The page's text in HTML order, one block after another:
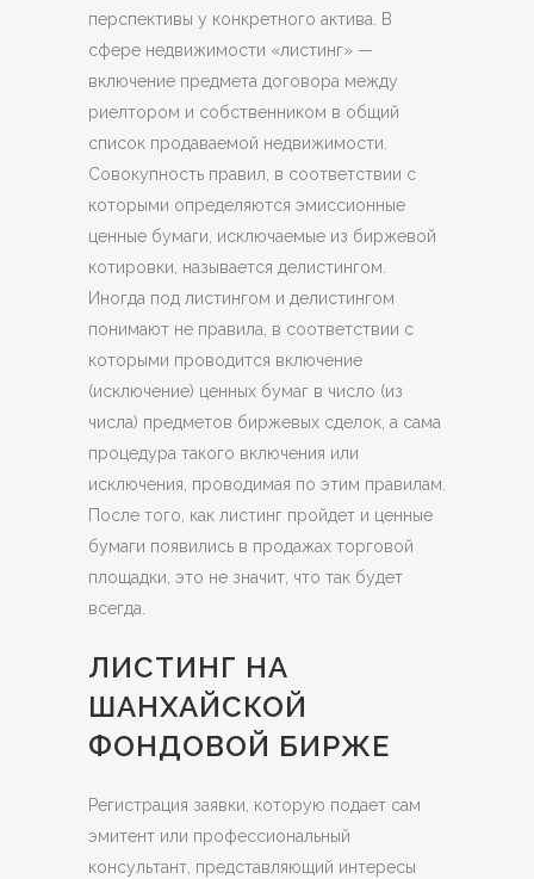
перспективы у конкретного актива. В
сфере недвижимости «листинг» —
включение предмета договора между
риелтором и собственником в общий
список продаваемой недвижимости.
Совокупность правил, в соответствии с
которыми определяются эмиссионные
ценные бумаги, исключаемые из биржевой
котировки, называется делистингом.
Иногда под листингом и делистингом
понимают не правила, в соответствии с
которыми проводится включение
(исключение) ценных бумаг в число (из
числа) предметов биржевых сделок, а сама
процедура такого включения или
исключения, проводимая по этим правилам.
После того, как листинг пройдет и ценные
бумаги появились в продажах торговой
площадки, это не значит, что так будет
всегда.
ЛИСТИНГ НА
ШАНХАЙСКОЙ
ФОНДОВОЙ БИРЖЕ
Регистрация заявки, которую подает сам
эмитент или профессиональный
консультант, представляющий интересы